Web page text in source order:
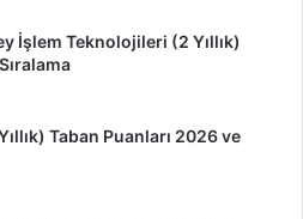
İşlem Teknolojileri (2 Yıllık)
Taban Puanları 2026 ve